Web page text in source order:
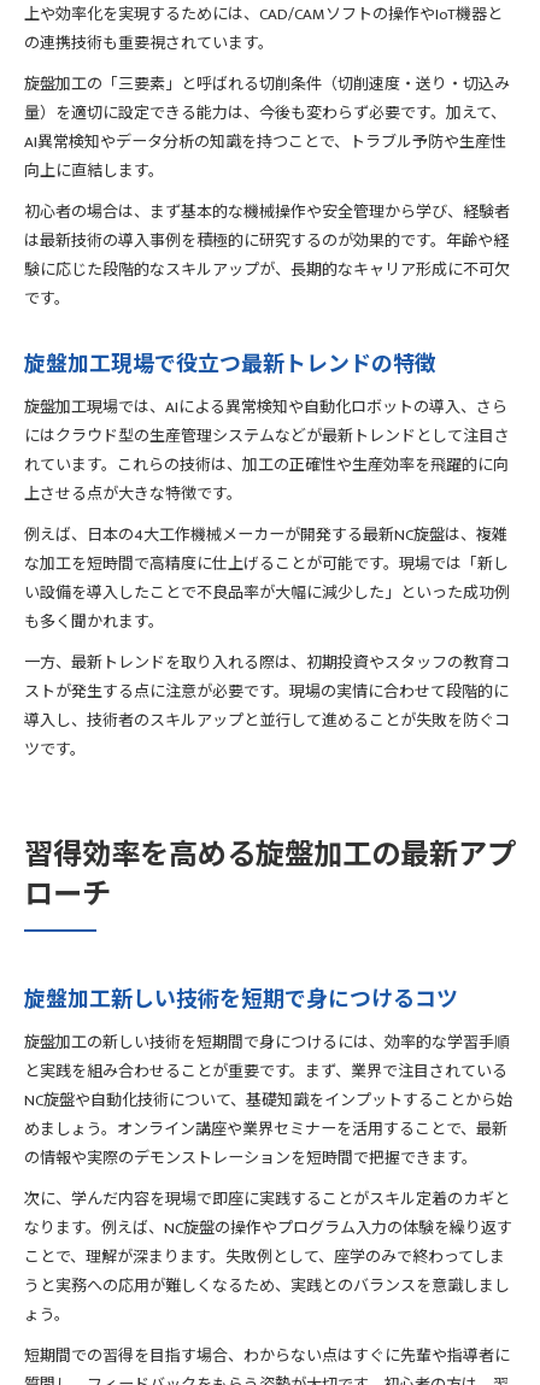
上や効率化を実現するためには、CAD/CAMソフトの操作やIoT機器と
の連携技術も重要視されています。
旋盤加工の「三要素」と呼ばれる切削条件（切削速度・送り・切込み
量）を適切に設定できる能力は、今後も変わらず必要です。加えて、
AI異常検知やデータ分析の知識を持つことで、トラブル予防や生産性
向上に直結します。
初心者の場合は、まず基本的な機械操作や安全管理から学び、経験者
は最新技術の導入事例を積極的に研究するのが効果的です。年齢や経
験に応じた段階的なスキルアップが、長期的なキャリア形成に不可欠
です。
旋盤加工現場で役立つ最新トレンドの特徴
旋盤加工現場では、AIによる異常検知や自動化ロボットの導入、さら
にはクラウド型の生産管理システムなどが最新トレンドとして注目さ
れています。これらの技術は、加工の正確性や生産効率を飛躍的に向
上させる点が大きな特徴です。
例えば、日本の4大工作機械メーカーが開発する最新NC旋盤は、複雑
な加工を短時間で高精度に仕上げることが可能です。現場では「新し
い設備を導入したことで不良品率が大幅に減少した」といった成功例
も多く聞かれます。
一方、最新トレンドを取り入れる際は、初期投資やスタッフの教育コ
ストが発生する点に注意が必要です。現場の実情に合わせて段階的に
導入し、技術者のスキルアップと並行して進めることが失敗を防ぐコ
ツです。
習得効率を高める旋盤加工の最新アプ
ローチ
旋盤加工新しい技術を短期で身につけるコツ
旋盤加工の新しい技術を短期間で身につけるには、効率的な学習手順
と実践を組み合わせることが重要です。まず、業界で注目されている
NC旋盤や自動化技術について、基礎知識をインプットすることから始
めましょう。オンライン講座や業界セミナーを活用することで、最新
の情報や実際のデモンストレーションを短時間で把握できます。
次に、学んだ内容を現場で即座に実践することがスキル定着のカギと
なります。例えば、NC旋盤の操作やプログラム入力の体験を繰り返す
ことで、理解が深まります。失敗例として、座学のみで終わってしま
うと実務への応用が難しくなるため、実践とのバランスを意識しまし
ょう。
短期間での習得を目指す場合、わからない点はすぐに先輩や指導者に